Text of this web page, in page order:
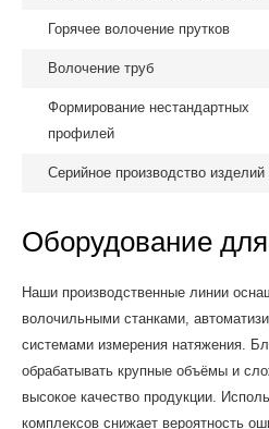
Горячее волочение прутков
Волочение труб
Формирование нестандартных
профилей
Серийное производство изделий
Оборудование
Наши производственные линии
волочильными станками,
системами измерения натяжения.
обрабатывать крупные объёмы и
высокое качество продукции.
комплексов снижает вероятность